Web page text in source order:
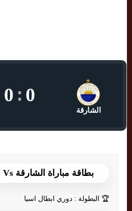
الشارقة
0
:
0
بطاقة مباراة الشارقة Vs التعاون
🏆 البطولة : دوري ابطال اسيا